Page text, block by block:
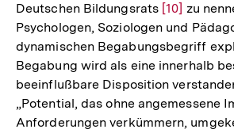
der
Fußnote
Deutschen Bildungsrats Zur
Auflösung
der
Fußnote
[10] zu
Psychologen, Soziologen und
dynamischen Begabungsbegriff
Begabung wird als eine innerhalb
beeinflußbare Disposition
„Potential, das ohne angemessene
Anforderungen verkümmern,